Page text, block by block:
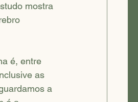
mostra
é, entre
as
a